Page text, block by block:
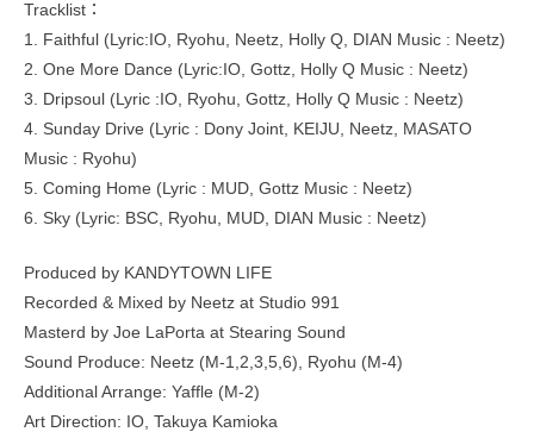
Tracklist：
1. Faithful (Lyric:IO, Ryohu, Neetz, Holly Q, DIAN Music : Neetz)
2. One More Dance (Lyric:IO, Gottz, Holly Q Music : Neetz)
3. Dripsoul (Lyric :IO, Ryohu, Gottz, Holly Q Music : Neetz)
4. Sunday Drive (Lyric : Dony Joint, KEIJU, Neetz, MASATO
Music : Ryohu)
5. Coming Home (Lyric : MUD, Gottz Music : Neetz)
6. Sky (Lyric: BSC, Ryohu, MUD, DIAN Music : Neetz)
Produced by KANDYTOWN LIFE
Recorded & Mixed by Neetz at Studio 991
Masterd by Joe LaPorta at Stearing Sound
Sound Produce: Neetz (M-1,2,3,5,6), Ryohu (M-4)
Additional Arrange: Yaffle (M-2)
Art Direction: IO, Takuya Kamioka